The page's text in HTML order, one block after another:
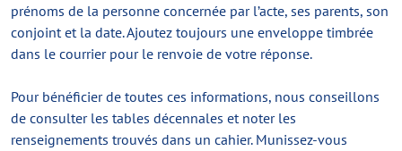
prénoms de la personne concernée par l’acte, ses parents, son
conjoint et la date. Ajoutez toujours une enveloppe timbrée
dans le courrier pour le renvoie de votre réponse.
Pour bénéficier de toutes ces informations, nous conseillons
de consulter les tables décennales et noter les
renseignements trouvés dans un cahier. Munissez-vous